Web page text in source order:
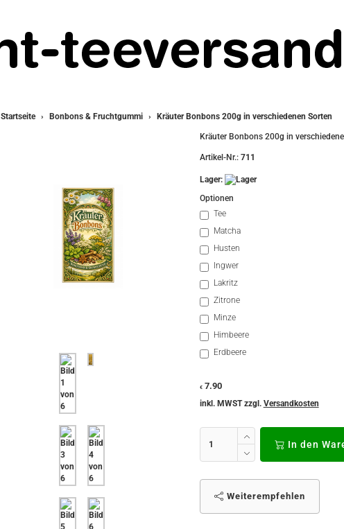
Startseite
Bonbons & Fruchtgummi Kräuter Bonbons 200g in verschiedenen Sorten
Kräuter Bonbons 200g in
Artikel-Nr.: 711
Lager:
Optionen
Tee
Matcha
Husten
Ingwer
Lakritz
Zitrone
Minze
Himbeere
Erdbeere
€ 7.90
inkl. MWST zzgl. Versandkosten
In den
Weiterempfehlen